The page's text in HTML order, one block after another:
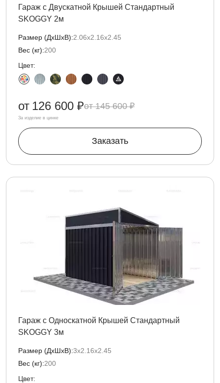
Гараж с Двускатной Крышей Стандартный
SKOGGY 2м
Размер (ДxШxВ):2.06х2.16х2.45
Вес (кг):200
Цвет:
145 600 ₽
от 126 600 ₽
За изделие в цинке
Заказать
Гараж с Односкатной Крышей Стандартный
SKOGGY 3м
Размер (ДxШxВ):3х2.16х2.45
Вес (кг):200
Цвет: